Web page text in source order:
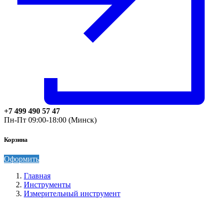
+7 499 490 57 47
Пн-Пт 09:00-18:00 (Минск)
Корзина
Оформить
Главная
Инструменты
Измерительный инструмент